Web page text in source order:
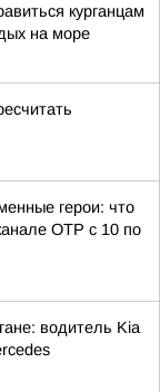
курганцам
на море
герои: что
ОТР с 10 по
водитель Kia